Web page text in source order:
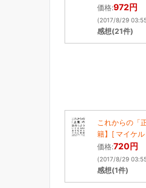
価格:972円
(2017/8/29
感想(21件)
これからの「
籍】[ マイケ
価格:720円
(2017/8/29
感想(1件)